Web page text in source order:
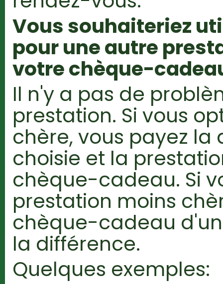
Vous souhaiteriez
pour une autre
votre chèque-
Il n'y a pas de
prestation. Si vous
chère, vous payez
choisie et la
chèque-cadeau. Si
prestation moins
chèque-cadeau
la différence.
Quelques exemples: